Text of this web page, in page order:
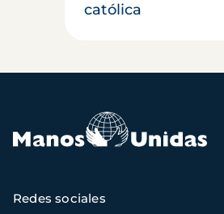
católica
Redes sociales